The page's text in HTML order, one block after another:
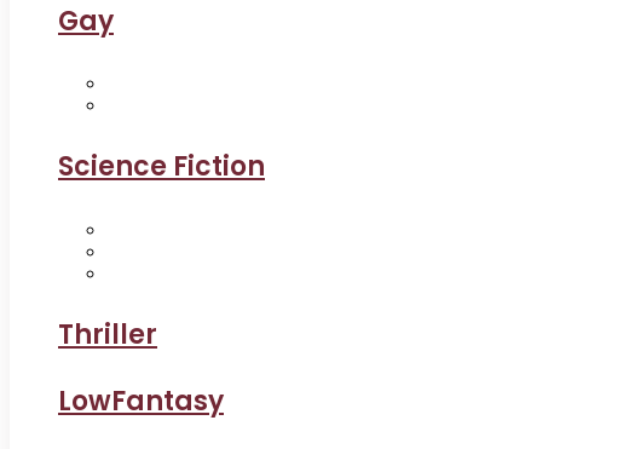
Gay
Science Fiction
Thriller
LowFantasy